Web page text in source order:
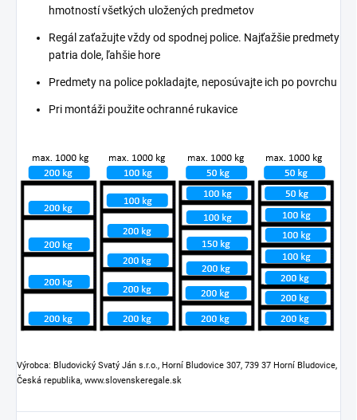
hmotností všetkých uložených predmetov
Regál zaťažujte vždy od spodnej police. Najťažšie predmety
patria dole, ľahšie hore
Predmety na police pokladajte, neposúvajte ich po povrchu
Pri montáži použite ochranné rukavice
Výrobca: Bludovický Svatý Ján s.r.o., Horní Bludovice 307, 739 37 Horní Bludovice,
Česká republika, www.slovenskeregale.sk